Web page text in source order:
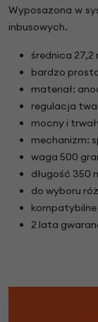
Wyposażona w
inbusowych.
średnica 27,2
bardzo
materiał:
regulacja
mocny i
mechanizm:
waga 500
długość 350
do wyboru
kompatybilne
2 lata